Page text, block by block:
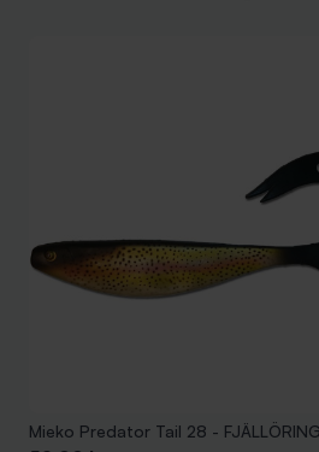
Mieko Predator Tail 28 - FJÄLLÖRING